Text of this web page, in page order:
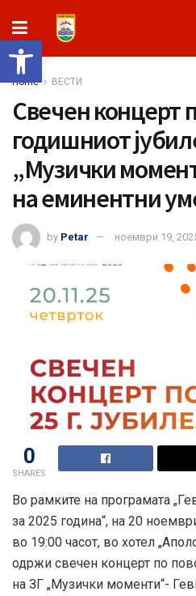
Open toolbar
Home ВЕСТИ
Свечен концерт
годишниот
„Музички
на еминентни
by Petar ноември 19,
0
SHARES
Во рамките на програмата
за 2025 година“, на 20
во 19:00 часот, во хотел
одржи свечен концерт по
на ЗГ „Музички моменти“-